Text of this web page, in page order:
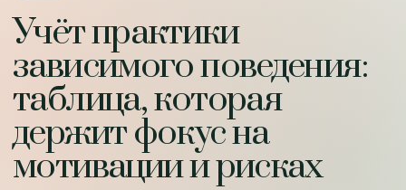
Учёт практики
зависимого поведения:
таблица, которая
держит фокус на
мотивации и рисках